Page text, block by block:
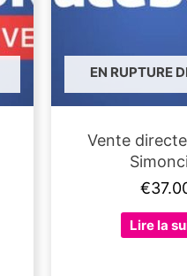
EN RUPTURE
Vente
€
Lire la